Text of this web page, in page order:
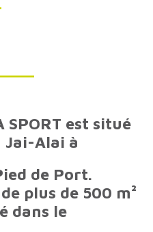
SPORT est situé
Jai-Alai à
de Port.
plus de 500 m²
dans le